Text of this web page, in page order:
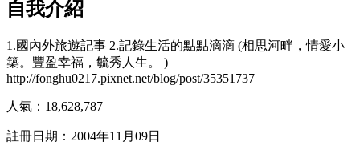
自我介紹
1.國內外旅遊記事 2.記錄生活的點點滴滴 (相思河畔，情愛小
築。豐盈幸福，毓秀人生。 )
http://fonghu0217.pixnet.net/blog/post/35351737
人氣： 18,628,787
註冊日期： 2004年11月09日